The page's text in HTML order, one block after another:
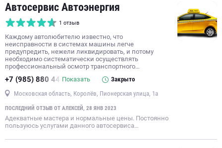
Автосервис Автоэнергия
1 отзыв
Каждому автолюбителю известно, что
неисправности в системах машины легче
предупредить, нежели ликвидировать, и потому
необходимо систематически осуществлять
профессиональный осмотр транспортного…
+7 (985) 880 44 Показать Закрыто
Московская область, Королёв, Пионерская улица, 1а
ПОСЛЕДНИЙ ОТЗЫВ ОТ АЛЕКСЕЙ, 28 ЯНВ 2023
Адекватные мастера и нормальные цены. Постоянно
пользуюсь услугами данного автосервиса…